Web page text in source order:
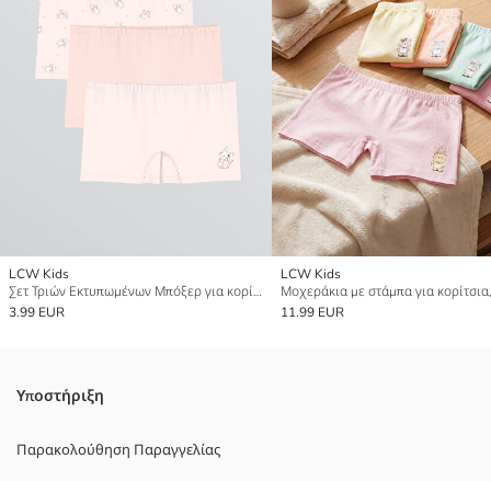
LCW Kids
Σετ Τριών Εκτυπωμένων Μπόξερ για κορίτσια
3.99 EUR
LCW Kids
11.99 EUR
Υποστήριξη
Παρακολούθηση Παραγγελίας